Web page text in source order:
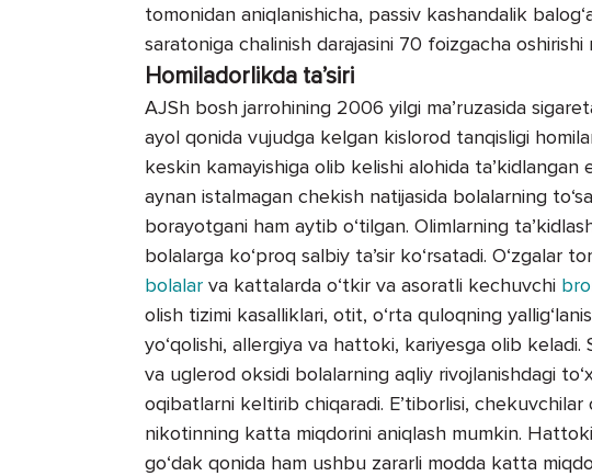
tomonidan aniqlanishicha, passiv kashandalik
saratoniga chalinish darajasini 70 foizgacha oshirishi
Homiladorlikda ta’siri
AЈSh bosh jarrohining 2006 yilgi ma’ruzasida
ayol qonida vujudga kelgan kislorod tanqisligi
keskin kamayishiga olib kelishi alohida ta’kidlangan
aynan istalmagan chekish natijasida bolalarning
borayotgani ham aytib o‘tilgan. Olimlarning
bolalarga ko‘proq salbiy ta’sir ko‘rsatadi. O‘zgalar
bolalar va kattalarda o‘tkir va asoratli kechuvchi
olish tizimi kasalliklari, otit, o‘rta quloqning
yo‘qolishi, allergiya va hattoki, kariyesga olib
va uglerod oksidi bolalarning aqliy rivojlanishdagi
oqibatlarni keltirib chiqaradi. E’tiborlisi,
nikotinning katta miqdorini aniqlash mumkin.
go‘dak qonida ham ushbu zararli modda katta